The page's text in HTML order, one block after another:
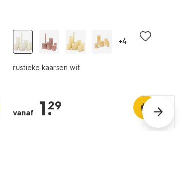
+4
rustieke kaarsen wit
vanaf 1.
29